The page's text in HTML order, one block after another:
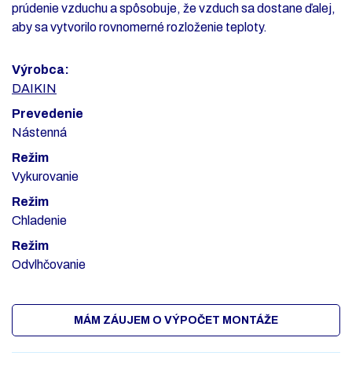
prúdenie vzduchu a spôsobuje, že vzduch sa dostane ďalej,
aby sa vytvorilo rovnomerné rozloženie teploty.
Výrobca:
DAIKIN
Prevedenie
Nástenná
Režim
Vykurovanie
Režim
Chladenie
Režim
Odvlhčovanie
MÁM ZÁUJEM O VÝPOČET MONTÁŽE